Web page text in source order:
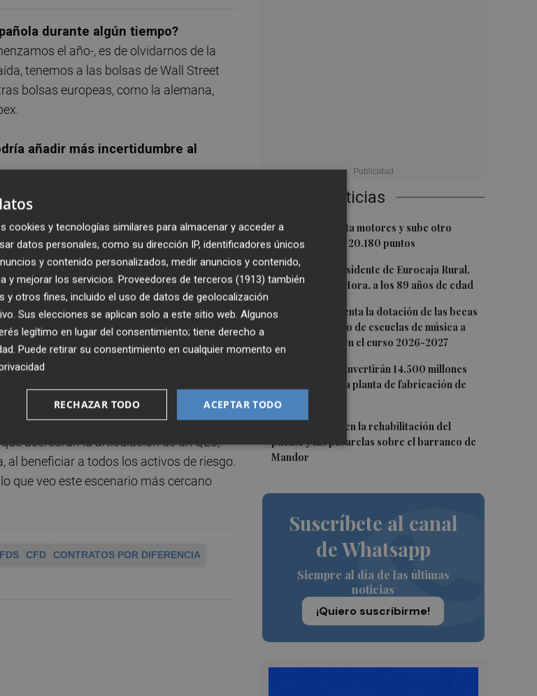
Últimas Noticias
1El Ibex 35 aprieta motores y sube otro
0,62%, hasta los 20.180 puntos
2Fallece el expresidente de Eurocaja Rural,
Andrés Gómez Mora, a los 89 años de edad
3CaixaBank aumenta la dotación de las becas
para el alumnado de escuelas de música a
275.000 euros en el curso 2026-2027
Tesla y SpaceX invertirán 14.500 millones
para construir la planta de fabricación de
chips Terafab
L'Eliana avanza en la rehabilitación del
puente y las pasarelas sobre el barranco de
Mandor
Suscríbete al canal
de Whatsapp
Siempre al día de las últimas
noticias
¡Quiero suscribirme!
durante algún tiempo?
el año-, es de olvidarnos de la
tenemos a las bolsas de Wall Street
bolsas europeas, como la alemana,
añadir más incertidumbre al
de no cumplimiento de los objetivos de
riesgo francesa y sobre su rating. Sin
una prima de riesgo francesa por
los 500. Sin embargo, a medio plazo,
todo en lo que al BCE se refiere, podría
españoles, con posiciones cortas,
esperar algún cambio en la
acercaran la articulación de un QE3,
beneficiar a todos los activos de riesgo.
que veo este escenario más cercano
CFD
CONTRATOS POR DIFERENCIA
y tecnologías similares para almacenar y acceder a
datos personales, como su dirección IP, identificadores únicos
y contenido personalizados, medir anuncios y contenido,
y mejorar los servicios. Proveedores de terceros (1913) también
y otros fines, incluido el uso de datos de geolocalización
Sus elecciones se aplican solo a este sitio web. Algunos
legítimo en lugar del consentimiento; tiene derecho a
. Puede retirar su consentimiento en cualquier momento en
ACEPTAR TODO
RECHAZAR TODO